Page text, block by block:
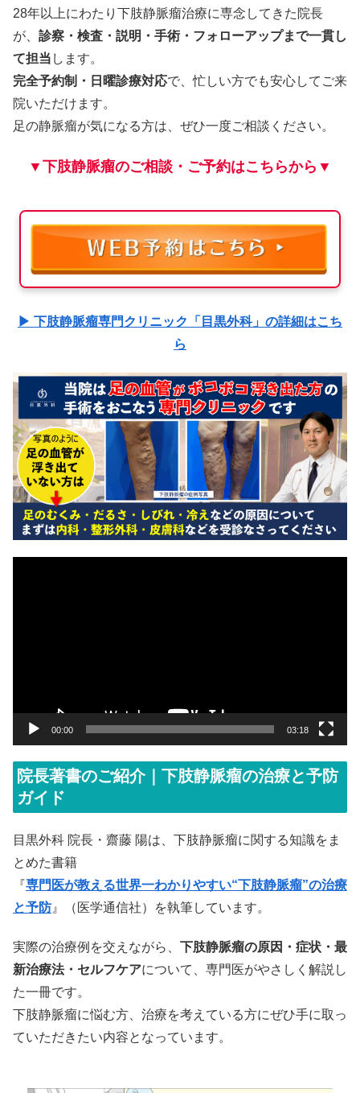
28年以上にわたり下肢静脈瘤治療に専念してきた院長
が、 診察・検査・説明・手術・フォローアップまで一貫し
て担当 します。
完全予約制・日曜診療対応で、忙しい方でも安心してご来
院いただけます。
足の静脈瘤が気になる方は、ぜひ一度ご相談ください。
▼下肢静脈瘤のご相談・ご予約はこちらから▼
▶ 下肢静脈瘤専門クリニック「目黒外科」の詳細はこち
ら
00:00 03:18
院長著書のご紹介｜下肢静脈瘤の治療と予防
ガイド
目黒外科 院長・齋藤 陽は、下肢静脈瘤に関する知識をま
とめた書籍
『専門医が教える世界一わかりやすい“下肢静脈瘤”の治療
と予防』（医学通信社）を執筆しています。
実際の治療例を交えながら、 下肢静脈瘤の原因・症状・最
新治療法・セルフケアについて、専門医がやさしく解説し
た一冊です。
下肢静脈瘤に悩む方、治療を考えている方にぜひ手に取っ
ていただきたい内容となっています。